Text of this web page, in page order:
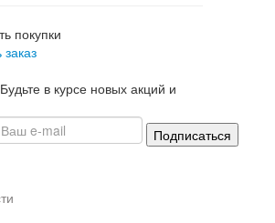
покупки
в курсе новых акций и